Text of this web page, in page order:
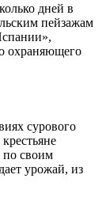
дней в
пейзажам
охраняющего
сурового
по своим
урожай, из